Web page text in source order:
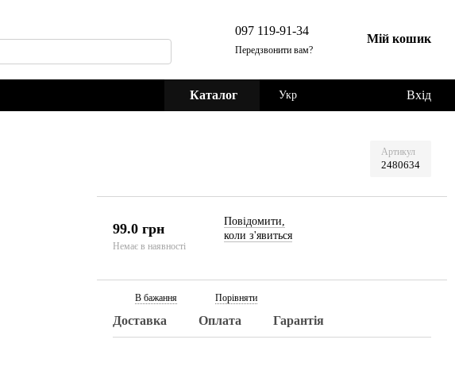
097 119-91-34
Передзвонити вам?
Мій кошик
Каталог Укр Вхід
Артикул
2480634
99.0 грн
Немає в наявності
Повідомити,
коли з'явиться
В бажання Порівняти
Доставка Оплата Гарантія